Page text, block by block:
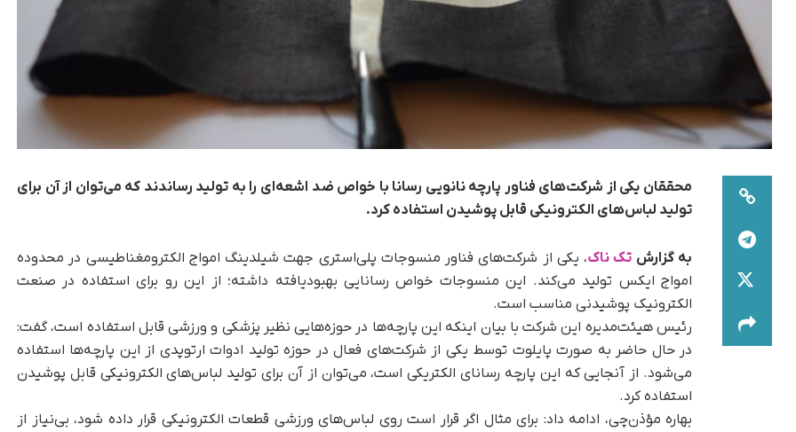
محققان یکی از شرکت‌های فناور پارچه نانویی رسانا با خواص ضد اشعه‌ای را به تولید رساندند که می‌توان از آن برای
تولید لباس‌های الکترونیکی قابل پوشیدن استفاده کرد.
به گزارش تک ناک، یکی از شرکت‌های فناور منسوجات پلی‌استری جهت شیلدینگ امواج الکترومغناطیسی در محدوده
امواج ایکس تولید می‌کند. این منسوجات خواص رسانایی بهبودیافته داشته؛ از این رو برای استفاده در صنعت
الکترونیک پوشیدنی مناسب است.
رئیس هیئت‌مدیره این شرکت با بیان اینکه این پارچه‌ها در حوزه‌هایی نظیر پزشکی و ورزشی قابل استفاده است، گفت:
در حال حاضر به صورت پایلوت توسط یکی از شرکت‌های فعال در حوزه تولید ادوات ارتوپدی از این پارچه‌ها استفاده
می‌شود. از آنجایی که این پارچه‌ رسانای الکتریکی است، می‌توان از آن برای تولید لباس‌های الکترونیکی قابل پوشیدن
استفاده کرد.
بهاره مؤذن‌چی، ادامه داد: برای مثال اگر قرار است روی لباس‌های ورزشی قطعات الکترونیکی قرار داده شود، بی‌نیاز از